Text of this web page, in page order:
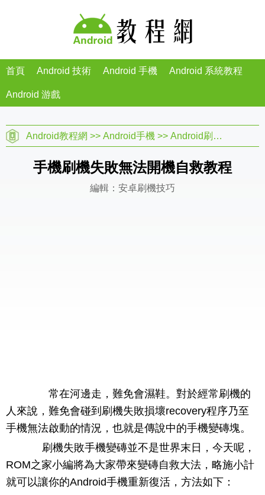
首頁 Android 技術 Android 手機 Android 系統教程
Android 游戲
Android教程網 >> Android手機 >> Android刷機教程
手機刷機失敗無法開機自救教程
編輯：安卓刷機技巧
常在河邊走，難免會濕鞋。對於經常刷機的
人來說，難免會碰到刷機失敗損壞recovery程序乃至
手機無法啟動的情況，也就是傳說中的手機變磚塊。
刷機失敗手機變磚並不是世界末日，今天呢，
ROM之家小編將為大家帶來變磚自救大法，略施小計
就可以讓你的Android手機重新復活，方法如下：